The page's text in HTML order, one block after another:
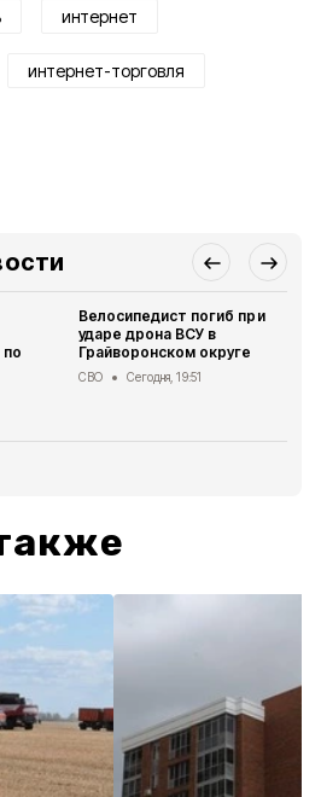
интернет
интернет-торговля
Велосипедист погиб при
ударе дрона ВСУ в
Грайворонском округе
СВО Сегодня, 19:51